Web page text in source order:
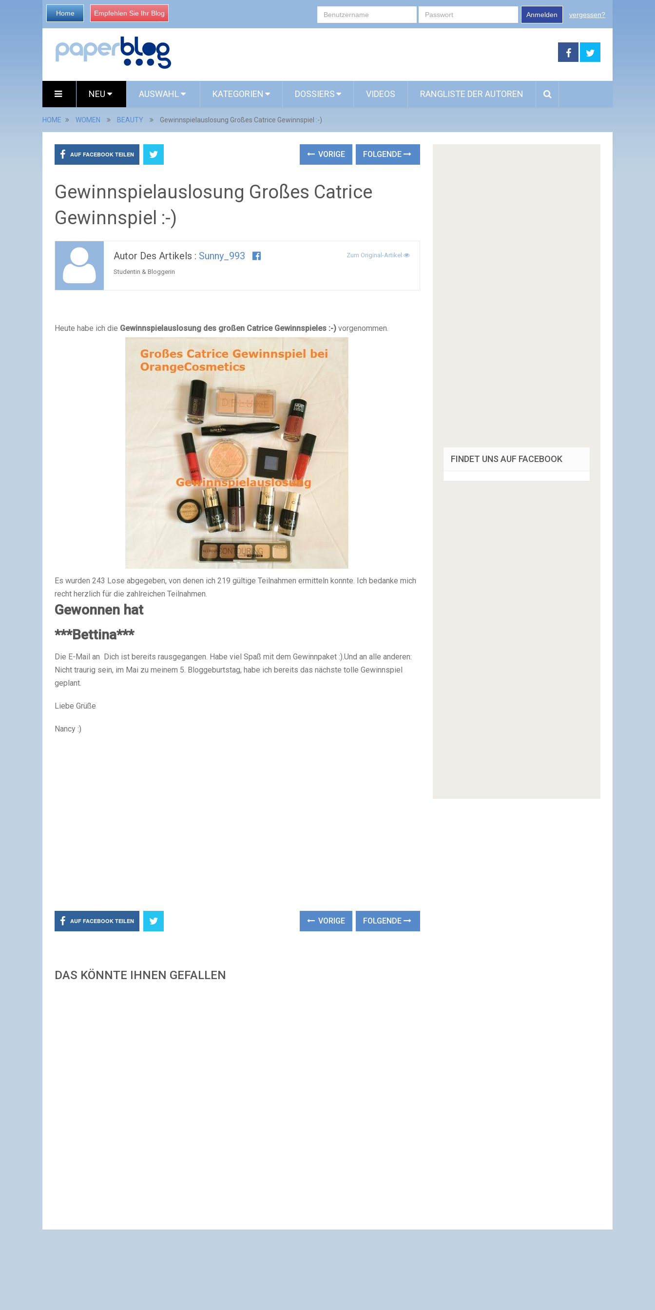
Home Empfehlen Sie Ihr Blog Anmelden vergessen?
NEU AUSWAHL KATEGORIEN DOSSIERS VIDEOS RANGLISTE DER AUTOREN
HOME WOMEN BEAUTY Gewinnspielauslosung Großes Catrice Gewinnspiel :-)
AUF FACEBOOK TEILEN VORIGE FOLGENDE
Gewinnspielauslosung Großes Catrice
Gewinnspiel :-)
Autor Des Artikels : Sunny_993 Zum Original-Artikel
Studentin & Bloggerin
Heute habe ich die Gewinnspielauslosung des großen Catrice Gewinnspieles :-) vorgenommen.
Es wurden 243 Lose abgegeben, von denen ich 219 gültige Teilnahmen ermitteln konnte. Ich bedanke mich
recht herzlich für die zahlreichen Teilnahmen.
Gewonnen hat
***Bettina***
Die E-Mail an Dich ist bereits rausgegangen. Habe viel Spaß mit dem Gewinnpaket :). Und an alle anderen:
Nicht traurig sein, im Mai zu meinem 5. Bloggeburtstag, habe ich bereits das nächste tolle Gewinnspiel
geplant.
Liebe Grüße
Nancy :)
AUF FACEBOOK TEILEN VORIGE FOLGENDE
DAS KÖNNTE IHNEN GEFALLEN
FINDET UNS AUF FACEBOOK